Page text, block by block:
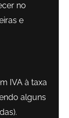
no
e
IVA à taxa
alguns